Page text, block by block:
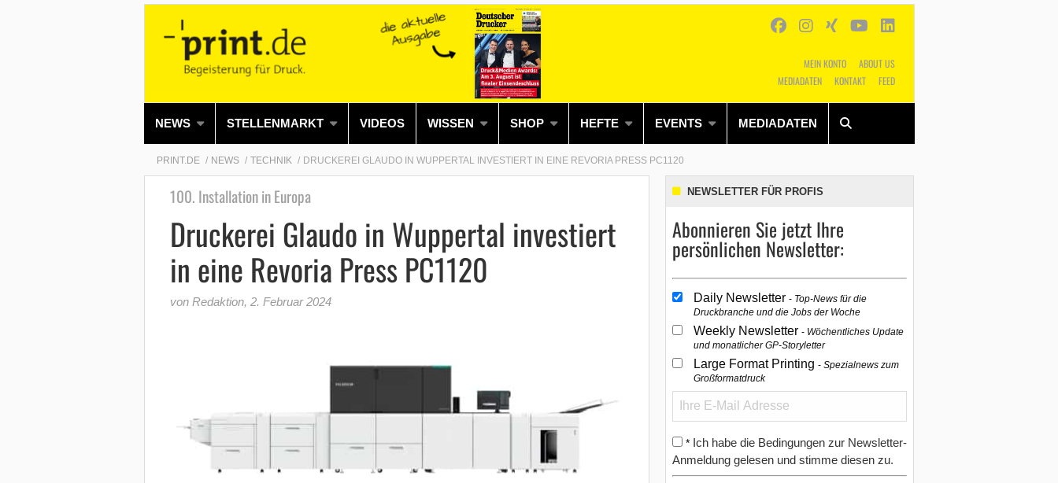
MEIN KONTO
ABOUT US
MEDIADATEN
KONTAKT FEED
NEWS STELLENMARKT VIDEOS WISSEN SHOP HEFTE EVENTS MEDIADATEN
Alles Shop SUCHEN
PRINT.DE NEWS TECHNIK DRUCKEREI GLAUDO IN WUPPERTAL INVESTIERT IN EINE REVORIA PRESS PC1120
100. Installation in Europa
Druckerei Glaudo in Wuppertal investiert
in eine Revoria Press PC1120
von Redaktion, 2. Februar 2024
NEWSLETTER FÜR PROFIS
Abonnieren Sie jetzt Ihre
persönlichen Newsletter:
Daily Newsletter Top-News für die
Druckbranche und die Jobs der Woche
Weekly Newsletter Wöchentliches Update
und monatlicher GP-Storyletter
Large Format Printing Spezialnews zum
Großformatdruck
* Ich habe die Bedingungen zur Newsletter-
Anmeldung gelesen und stimme diesen zu.